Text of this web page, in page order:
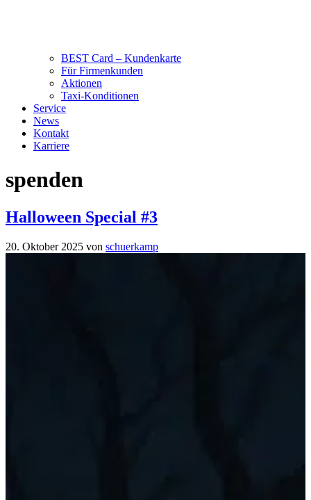
BEST Card – Kundenkarte
Für Firmenkunden
Aktionen
Taxi-Konditionen
Service
News
Kontakt
Karriere
spenden
Halloween Special #3
20. Oktober 2025 von schuerkamp